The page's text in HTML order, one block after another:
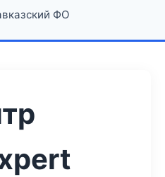
ФО